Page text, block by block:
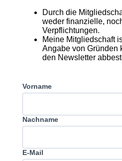
Durch die
weder finanzielle,
Verpflichtungen.
Meine Mitgliedschaft
Angabe von Gründen
den Newsletter
Vorname
Nachname
E-Mail